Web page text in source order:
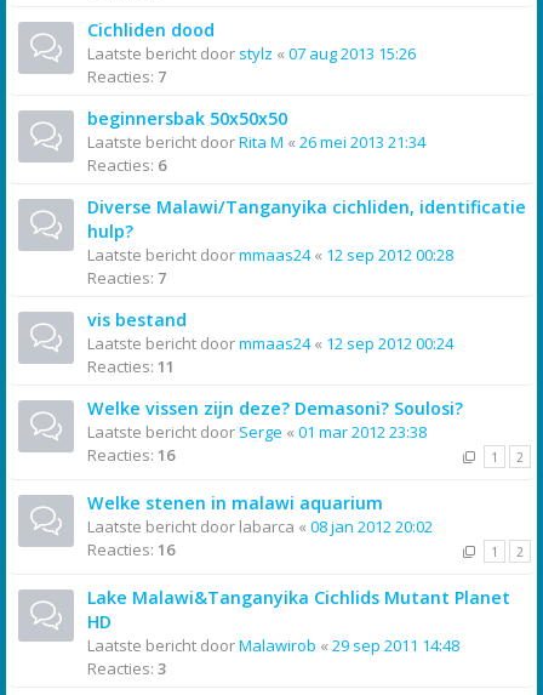
Cichliden dood
Laatste bericht door stylz « 07 aug 2013 15:26
Reacties: 7
beginnersbak 50x50x50
Laatste bericht doorRita M « 26 mei 2013 21:34
Reacties: 6
Diverse Malawi/Tanganyika cichliden, identificatie
hulp?
Laatste bericht doormmaas24« 12 sep 2012 00:28
Reacties: 7
vis bestand
Laatste bericht doormmaas24« 12 sep 2012 00:24
Reacties: 11
Welke vissen zijn deze? Demasoni? Soulosi?
Laatste bericht door Serge « 01 mar 2012 23:38
Reacties: 16 1 2
Welke stenen in malawi aquarium
Laatste bericht door labarca « 08 jan 2012 20:02
Reacties: 16 1 2
Lake Malawi&Tanganyika Cichlids Mutant Planet
HD
Laatste bericht doorMalawirob « 29 sep 2011 14:48
Reacties: 3